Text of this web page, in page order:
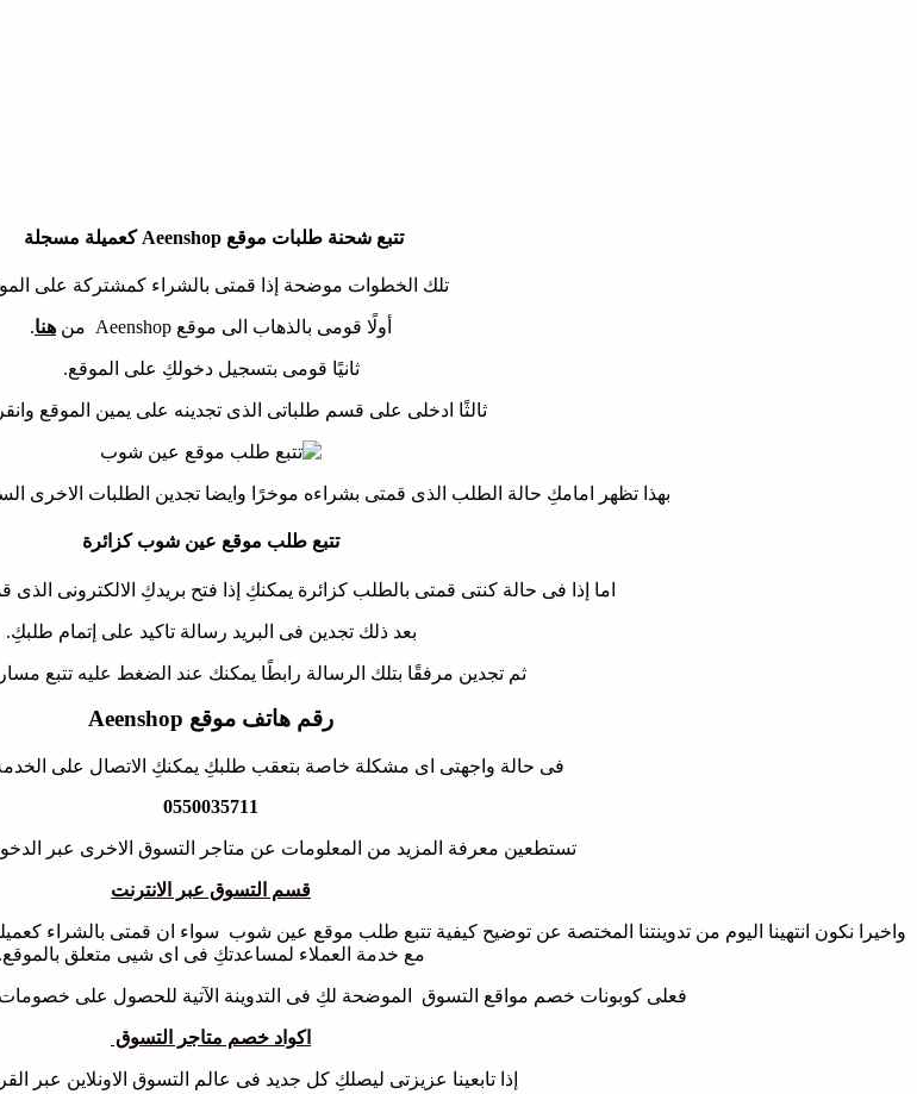
تتبع شحنة طلبات موقع Aeenshop كعميلة مسجلة
تلك الخطوات موضحة إذا قمتى بالشراء كمشتركة على
أولًا قومى بالذهاب الى موقع Aeenshop من هنا.
ثانيًا قومى بتسجيل دخولكِ على الموقع.
ثالثًا ادخلى على قسم طلباتى الذى تجدينه على يمين الموقع
بهذا تظهر امامكِ حالة الطلب الذى قمتى بشراءه موخرًا وايضا تجدين الطلبات الاخرى
تتبع طلب موقع عين شوب كزائرة
اما إذا فى حالة كنتى قمتى بالطلب كزائرة يمكنكِ إذا فتح بريدكِ الالكترونى الذى
بعد ذلك تجدين فى البريد رسالة تاكيد على إتمام طلبكِ.
ثم تجدين مرفقًا بتلك الرسالة رابطًا يمكنك عند الضغط عليه تتبع
رقم هاتف موقع Aeenshop
فى حالة واجهتى اى مشكلة خاصة بتعقب طلبكِ يمكنكِ الاتصال على الخدمة
0550035711
تستطعين معرفة المزيد من المعلومات عن متاجر التسوق الاخرى عبر
قسم التسوق عبر الانترنت
واخيرا نكون انتهينا اليوم من تدوينتنا المختصة عن توضيح كيفية تتبع طلب موقع عين شوب سواء ان قمتى بالشراء
مع خدمة العملاء لمساعدتكِ فى اى شيى متعلق بالموقع.
فعلى كوبونات خصم مواقع التسوق الموضحة لكِ فى التدوينة الآتية للحصول على
اكواد خصم متاجر التسوق
إذا تابعينا عزيزتى ليصلكِ كل جديد فى عالم التسوق الاونلاين عبر